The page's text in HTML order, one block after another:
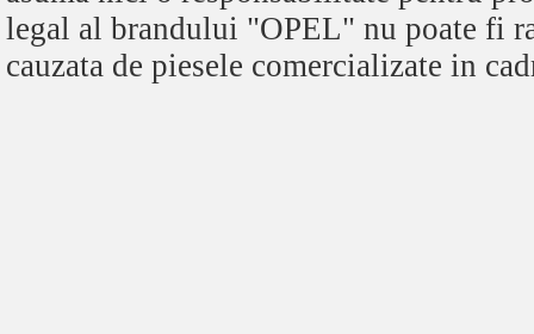
legal al brandului "OPEL" nu poate fi
cauzata de piesele comercializate in